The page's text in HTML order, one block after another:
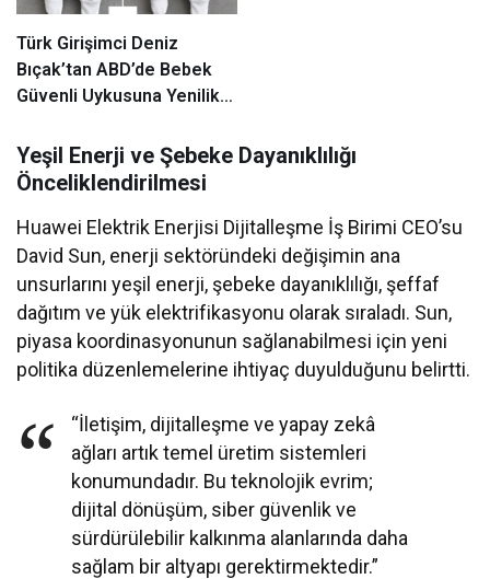
Türk Girişimci Deniz
Bıçak’tan ABD’de Bebek
Güvenli Uykusuna Yenilikçi
Yeşil Enerji ve Şebeke Dayanıklılığı
Önceliklendirilmesi
Huawei Elektrik Enerjisi Dijitalleşme İş Birimi CEO’su
David Sun, enerji sektöründeki değişimin ana
unsurlarını yeşil enerji, şebeke dayanıklılığı, şeffaf
dağıtım ve yük elektrifikasyonu olarak sıraladı. Sun,
piyasa koordinasyonunun sağlanabilmesi için yeni
politika düzenlemelerine ihtiyaç duyulduğunu belirtti.
“İletişim, dijitalleşme ve yapay zekâ
ağları artık temel üretim sistemleri
konumundadır. Bu teknolojik evrim;
dijital dönüşüm, siber güvenlik ve
sürdürülebilir kalkınma alanlarında daha
sağlam bir altyapı gerektirmektedir.”